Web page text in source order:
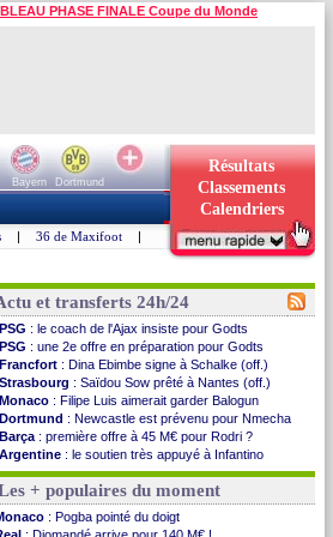
PHASE FINALE Coupe du Monde
Bayern
Dortmund
Résultats
Classements
Calendriers
| 36 de Maxifoot |
et transferts 24h/24
PSG : le coach de l'Ajax insiste pour Godts
PSG : une 2e offre en préparation pour Godts
Francfort : Dina Ebimbe signe à Schalke (off.)
Strasbourg : Saïdou Sow prêté à Nantes (off.)
Monaco : Filipe Luis aimerait garder Balogun
Dortmund : Newcastle est prévenu pour Nmecha
Barça : première offre à 45 M€ pour Rodri ?
Argentine : le soutien très appuyé à Infantino
Tottenham: Van de Ven va prolonger
Barça: l'agent de Rodri confirme !
: la CAF soutient Infantino
2030 : Rubiales charge Infantino et ...
+ populaires du moment
: Pogba pointé du doigt